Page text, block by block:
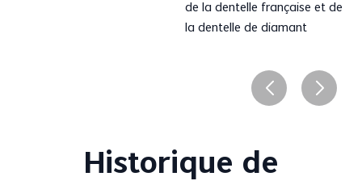
de la dentelle française et de
la dentelle de diamant
Historique de